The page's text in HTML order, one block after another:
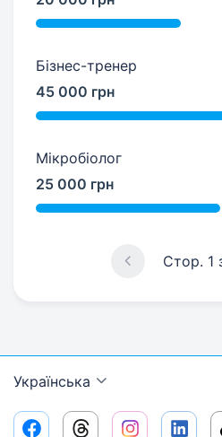
Бізнес-тренер
45 000 грн
Мікробіолог
25 000 грн
Стор. 1
Українська